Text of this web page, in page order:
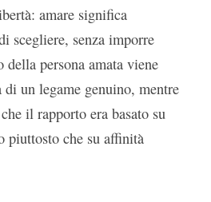
amare significa
scegliere, senza imporre
persona amata viene
un legame genuino, mentre
il rapporto era basato su
piuttosto che su affinità